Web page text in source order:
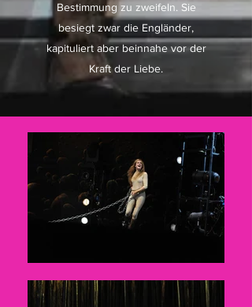
Bestimmung zu zweifeln. Sie
besiegt zwar die Engländer,
kapituliert aber beinnahe vor der
Kraft der Liebe.